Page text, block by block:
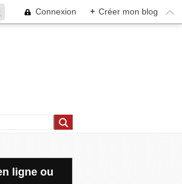
Connexion + Créer mon blog